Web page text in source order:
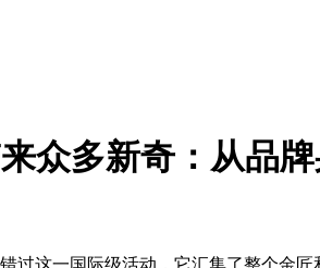
众多新奇：从品
过这一国际级活动，它汇集了整个金